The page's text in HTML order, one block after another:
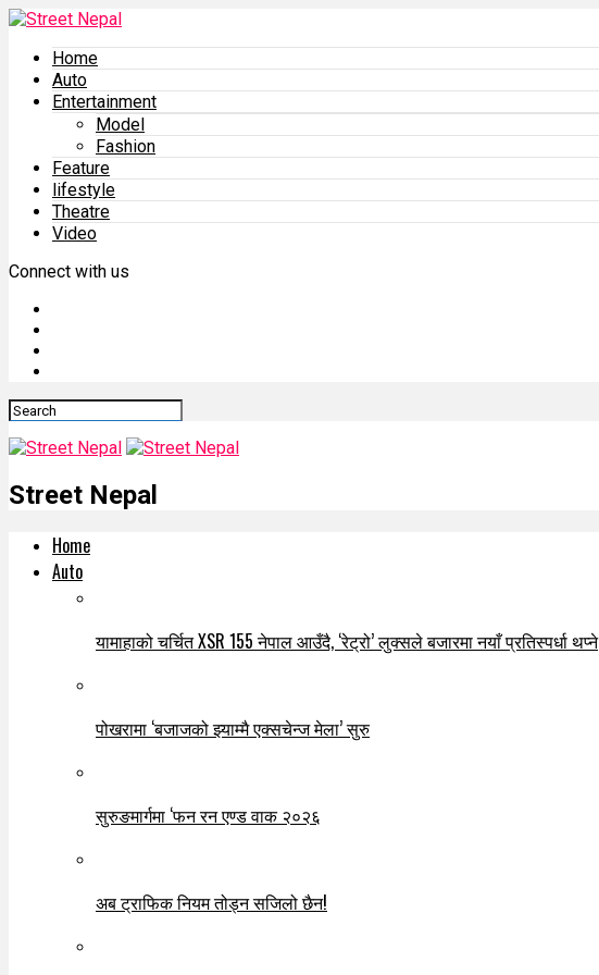
Home
Auto
Entertainment
Model
Fashion
Feature
lifestyle
Theatre
Video
Connect with us
Street Nepal
Home
Auto
यामाहाको चर्चित XSR 155 नेपाल आउँदै, ‘रेट्रो’ लुक्सले बजारमा नयाँ प्रतिस्पर्धा थप्ने
पोखरामा ‘बजाजको झ्याम्मै एक्सचेन्ज मेला’ सुरु
सुरुङमार्गमा ‘फन रन एण्ड वाक २०२६
अब ट्राफिक नियम तोड्न सजिलो छैन!